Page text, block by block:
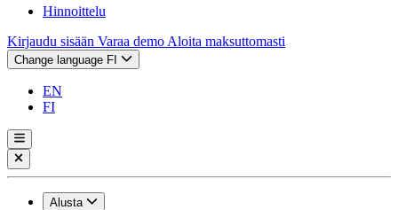
Hinnoittelu
Kirjaudu sisään Varaa demo Aloita maksuttomasti
Change language FI
EN
FI
Alusta